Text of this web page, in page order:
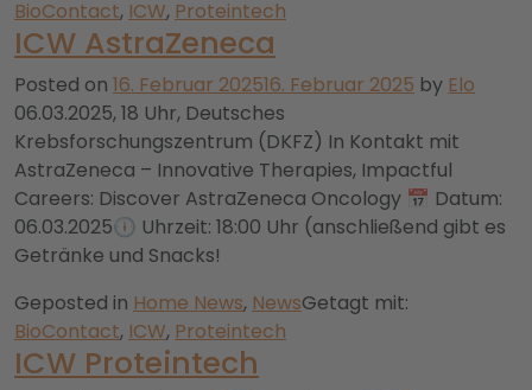
BioContact, ICW, Proteintech
ICW AstraZeneca
Posted on 16. Februar 202516. Februar 2025 by Elo
06.03.2025, 18 Uhr, Deutsches
Krebsforschungszentrum (DKFZ) In Kontakt mit
AstraZeneca – Innovative Therapies, Impactful
Careers: Discover AstraZeneca Oncology 📅 Datum:
06.03.2025🕕 Uhrzeit: 18:00 Uhr (anschließend gibt es
Getränke und Snacks!
Geposted in Home News, NewsGetagt mit:
BioContact, ICW, Proteintech
ICW Proteintech